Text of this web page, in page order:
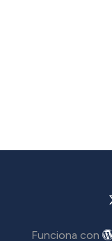
Funciona con